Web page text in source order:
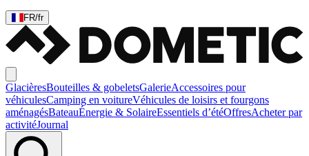
FR/fr
GlacièresBouteilles & gobeletsGalerieAccessoires pour
véhiculesCamping en voitureVéhicules de loisirs et fourgons
aménagésBateauÉnergie & SolaireEssentiels d’étéOffresAcheter par
activitéJournal